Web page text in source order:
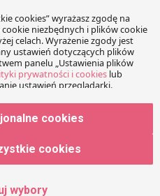
opublikowany. Wymagane
cookies
cookies
wybory